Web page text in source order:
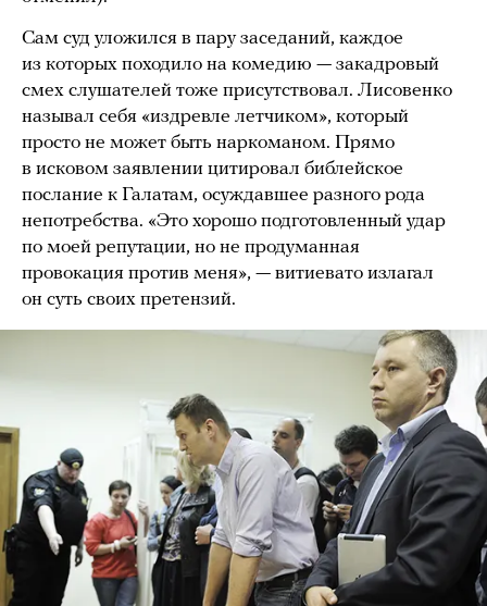
Сам суд уложился в пару заседаний, каждое
из которых походило на комедию — закадровый
смех слушателей тоже присутствовал. Лисовенко
называл себя «издревле летчиком», который
просто не может быть наркоманом. Прямо
в исковом заявлении цитировал библейское
послание к Галатам, осуждавшее разного рода
непотребства. «Это хорошо подготовленный удар
по моей репутации, но не продуманная
провокация против меня», — витиевато излагал
он суть своих претензий.